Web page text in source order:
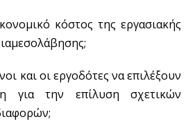
κόστος της εργασιακής
και οι εργοδότες να επιλέξουν
για την επίλυση σχετικών